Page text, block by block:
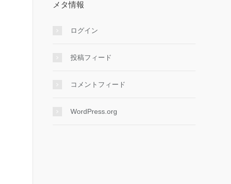
メタ情報
ログイン
投稿フィード
コメントフィード
WordPress.org